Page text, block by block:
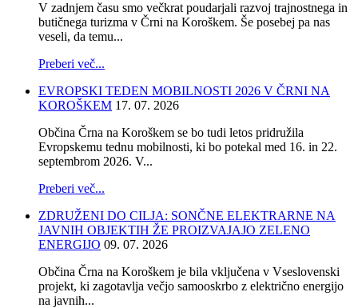
V zadnjem času smo večkrat poudarjali razvoj trajnostnega in
butičnega turizma v Črni na Koroškem. Še posebej pa nas
veseli, da temu...
Preberi več...
EVROPSKI TEDEN MOBILNOSTI 2026 V ČRNI NA
KOROŠKEM 17. 07. 2026
Občina Črna na Koroškem se bo tudi letos pridružila
Evropskemu tednu mobilnosti, ki bo potekal med 16. in 22.
septembrom 2026. V...
Preberi več...
ZDRUŽENI DO CILJA: SONČNE ELEKTRARNE NA
JAVNIH OBJEKTIH ŽE PROIZVAJAJO ZELENO
ENERGIJO 09. 07. 2026
Občina Črna na Koroškem je bila vključena v Vseslovenski
projekt, ki zagotavlja večjo samooskrbo z električno energijo
na javnih...